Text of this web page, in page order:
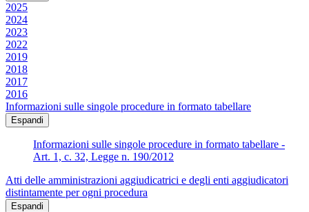
2025
2024
2023
2022
2019
2018
2017
2016
Informazioni sulle singole procedure in formato tabellare
Espandi
Informazioni sulle singole procedure in formato tabellare -
Art. 1, c. 32, Legge n. 190/2012
Atti delle amministrazioni aggiudicatrici e degli enti aggiudicatori
distintamente per ogni procedura
Espandi